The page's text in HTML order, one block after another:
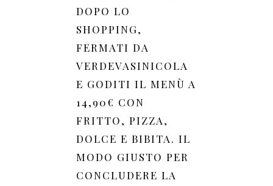
DOPO LO
SHOPPING,
FERMATI DA
VERDEVASINICOLA
E GODITI IL MENÙ A
14,90€ CON
FRITTO, PIZZA,
DOLCE E BIBITA. IL
MODO GIUSTO PER
CONCLUDERE LA